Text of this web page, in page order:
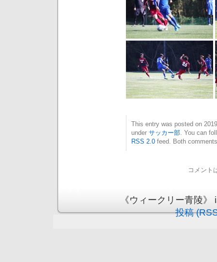
This entry was posted on
under サッカー部. You can
RSS 2.0 feed. Both
コメント
《ウィークリー青陵
投稿